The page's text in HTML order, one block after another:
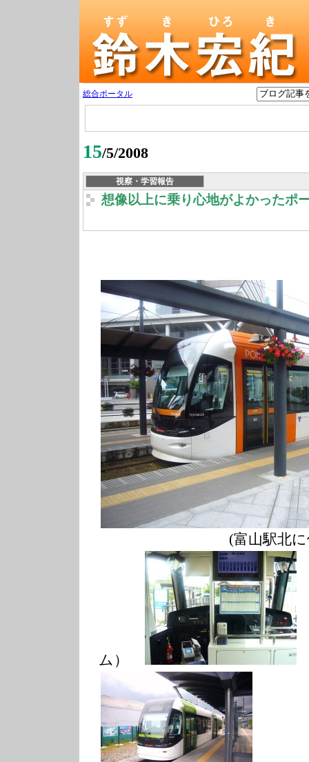
総合ポータル
15/5/2008
視察・学習報告
想像以上に乗り心地がよかったポ
(富山駅北に停車
ム）